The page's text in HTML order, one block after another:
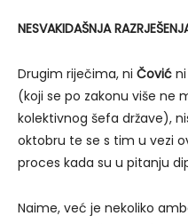
NESVAKIDAŠNJA
Drugim riječima, ni Čović ni
(koji se po zakonu više ne
kolektivnog šefa države),
oktobru te se s tim u vezi
proces kada su u pitanju
Naime, već je nekoliko